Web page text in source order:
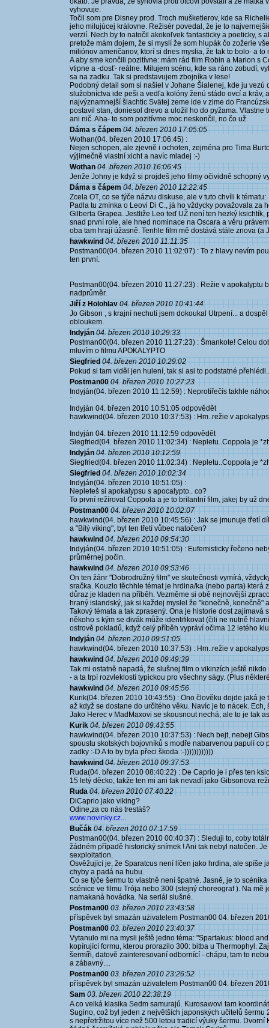
vyhovuje.
Točil som pre Disney prod. Troch mušketierov, kde sa
jeho milujúcej královne. Režisér povedal, že je to
verzií. Nech by to natočil akokoľvek fantasticky a poeticky, s
pretože mám dojem, že si myslí že som hlupák čo zožerie
miliónov američanov, ktorí si dnes myslia, že tak to bolo- a to
A aby sme končili pozitívne: mám rád film Robin a Marion s
vtipne a -dosť- reálne. Milujem scénu, kde sa ráno zobudí,
sa na zadku. Tak si predstavujem zbojníka v lese!
Podobný detail som si našiel v Johane Šialenej, kde ju
služobníctva ide peši a vedľa kolóny ženú stádo ovcí a kráv,
najvýznamnejší šlachtic Svätej zeme ide v zime do
postavil stan, doniesol drevo a uložil ho do pyžama.
ani nič. Aha- to som pozitívme moc neskončil, no čo už.
Dáma s čápem 04. březen 2010 17:05:05
Wothan(04. březen 2010 17:06:45) :
Nejen schopen, ale zjevně i ochoten, zejména pro Tima
výjimečně vlastní xicht a navíc mladej :-)
Wothan 04. březen 2010 16:06:45
Jenže Johny je když si projdeš jeho filmy očividně schopný
Dáma s čápem 04. březen 2010 12:22:45
Zcela OT, co se týče názvu diskuse, ale v tuto chvíli k tématu:
Padla tu zmínka o Leovi Di C., já ho vždycky považovala za
Gilberta Grapea. Jestliže Leo teď UŽ není ten hezký
snad první role, ale hned nominace na Oscara a věru
oba tam hrají úžasně. Tenhle film mě dostává stále znova
hawkwind 04. březen 2010 11:11:35
Postman00(04. březen 2010 11:02:07) : To z hlavy nevím
ten první.
Postman00(04. březen 2010 11:27:23) : Režie v apokalyptu
nadprůměr.
Jiří z Holohlav 04. březen 2010 10:41:44
Jo Gibson , s krajní nechutí jsem dokoukal Utrpení... a
obloukem.
Indyján 04. březen 2010 10:29:33
Postman00(04. březen 2010 11:27:23) : Šmankote! Celou
mluvím o filmu APOKALYPTO
Siegfried 04. březen 2010 10:29:02
Pokud si tam viděl jen hulení, tak si asi to podstatné
Postman00 04. březen 2010 10:27:23
Indyján(04. březen 2010 11:12:59) : Neprotiřečís takhle
¨
Indyján 04. březen 2010 10:51:05 odpovědět
hawkwind(04. březen 2010 10:37:53) : Hm..režie v
Indyján 04. březen 2010 11:12:59 odpovědět
Siegfried(04. březen 2010 11:02:34) : Nepletu..Coppola je
Indyján 04. březen 2010 10:12:59
Siegfried(04. březen 2010 11:02:34) : Nepletu..Coppola je
Siegfried 04. březen 2010 10:02:34
Indyján(04. březen 2010 10:51:05) :
Nepleteš si apokalypsu s apocalypto.. co?
To první režíroval Coppola a je to brilantní film, jakej by už
Postman00 04. březen 2010 10:02:07
hawkwind(04. březen 2010 10:45:56) : Jak se jmunuje třetí
a "Bílý viking", byl ten třetí vůbec natočen?
hawkwind 04. březen 2010 09:54:30
Indyján(04. březen 2010 10:51:05) : Eufemisticky řečeno
průměrnej počin.
hawkwind 04. březen 2010 09:53:46
On ten žánr "Dobrodružný film" ve skutečnosti vymírá,
sračka. Kouzlo těchhle témat je hrdina/ka (nebo parta) která
důraz je kladen na příběh. Vezměme si obě nejnovější
hraný islandský, jak si každej myslel že "konečně, konečně"
Takový témata a tak zprasený. Ona je historie dost zajímavá
někoho s kým se divák může identifikovat (čili ne nutně
ostrově pokladů, když celý příběh vypráví očima 12 letého
Indyján 04. březen 2010 09:51:05
hawkwind(04. březen 2010 10:37:53) : Hm..režie v
hawkwind 04. březen 2010 09:49:39
Tak mi ostatně napadá, že slušnej film o vikinzích ještě
- a ta trpí rozvleklostí typickou pro všechny ságy. (Plus
hawkwind 04. březen 2010 09:45:56
Kurik(04. březen 2010 10:43:55) : Ono člověku dojde jaká
až když se dostane do určitého věku. Navíc je to nácek. Ech,
Jako Herec v MadMaxovi se skousnout nechá, ale to je tak
Kurik 04. březen 2010 09:43:55
hawkwind(04. březen 2010 10:37:53) : Nech bejt, nebejt
spoustu skotských bojovníků s modře nabarvenou papulí
zadky :-D A to by byla přeci škoda :-))))))))))))
hawkwind 04. březen 2010 09:37:53
Ruda(04. březen 2010 08:40:22) : De Caprio je i přes ten
15 letý děcko, takže ten mi ani tak nevadí jako Gibsonova
Ruda 04. březen 2010 07:40:22
DiCaprio jako viking?
Odine,za co nás trestáš?
www.novinky.cz...
Bučák 04. březen 2010 07:17:59
Postman00(04. březen 2010 00:40:37) : Sleduji to, coby
žádném případě historický snímek ! Ani tak nebyl natočen.
sexploitation.
Osvěžující je, že Sparatcus není líčen jako hrdina, ale spíše
chyby a padá na hubu.
Co se týče šermu to vlastně není špatné. Jasně, je to
scénice ve filmu Trója nebo 300 (stejný choreograf ). Na mě
namakaná hovádka. Na seriál slušné.
Postman00 03. březen 2010 23:43:58
příspěvek byl smazán użivatelem Postman00 04. březen
Postman00 03. březen 2010 23:40:37
Vytanulo mi na mysli ještě jedno téma: "Spartakus: blood
kopírující formu, kterou prorazilo 300: bitba u Thermophyl.
šermíři, datově zainteresovaní odbornící - chápu, tam to
a zábavný....
Postman00 03. březen 2010 23:26:52
příspěvek byl smazán użivatelem Postman00 04. březen
Sam 03. březen 2010 22:38:19
A co velká klasika Sedm samurajů. Kurosawovi tam
Sugino, což byl jeden z největších japonských učitelů šermu
s nepřetržitou více než 500 letou tradicí výuky šermu.